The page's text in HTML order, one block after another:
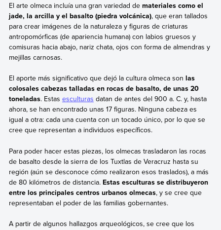
El arte olmeca incluía una gran variedad de materiales como el
jade, la arcilla y el basalto (piedra volcánica), que eran tallados
para crear imágenes de la naturaleza y figuras de criaturas
antropomórficas (de apariencia humana) con labios gruesos y
comisuras hacia abajo, nariz chata, ojos con forma de almendras y
mejillas carnosas.
El aporte más significativo que dejó la cultura olmeca son las
colosales cabezas talladas en rocas de basalto, de unas 20
toneladas. Estas esculturas datan de antes del 900 a. C. y, hasta
ahora, se han encontrado unas 17 figuras. Ninguna cabeza es
igual a otra: cada una cuenta con un tocado único, por lo que se
cree que representan a individuos específicos.
Para poder hacer estas piezas, los olmecas trasladaron las rocas
de basalto desde la sierra de los Tuxtlas de Veracruz hasta su
región (aún se desconoce cómo realizaron esos traslados), a más
de 80 kilómetros de distancia. Estas esculturas se distribuyeron
entre los principales centros urbanos olmecas, y se cree que
representaban el poder de las familias gobernantes.
A partir de algunos hallazgos arqueológicos, se cree que los